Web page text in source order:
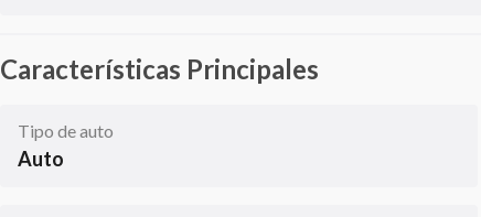
Características Principales
Tipo de auto
Auto